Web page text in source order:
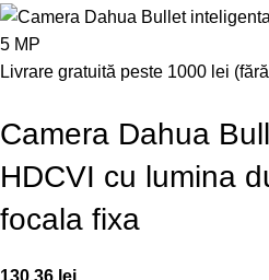
Livrare gratuită peste 1000 lei
Camera Dahua
HDCVI cu lumina
focala fixa
130,36 lei